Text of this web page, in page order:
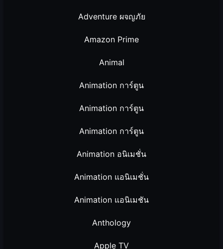
Adventure ผจญภัย
Amazon Prime
Animal
Animation การ์ตูน
Animation การ์ตูน
Animation การ์ตูน
Animation อนิเมชั่น
Animation แอนิเมชั่น
Animation แอนิเมชัน
Anthology
Apple TV